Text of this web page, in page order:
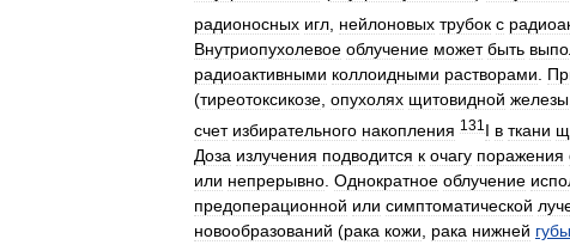
радионосных игл нейлоновых трубок с
Внутриопухолевое облучение может быть
радиоактивными коллоидными растворами
(тиреотоксикозе опухолях щитовидной железы
счет избирательного накопления 131 I в ткани
Доза излучения подводится к очагу поражения
или непрерывно. Однократное облучение
предоперационной или симптоматической
новообразований (рака кожи, рака нижней губы